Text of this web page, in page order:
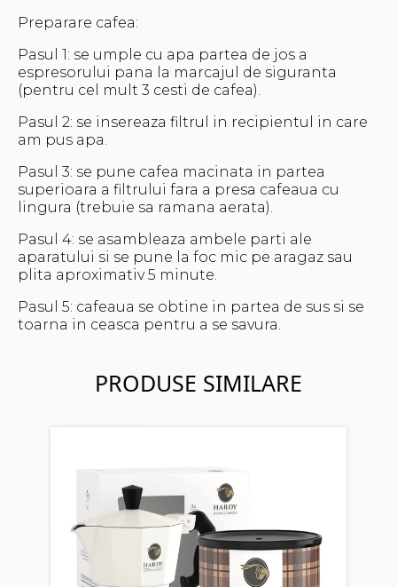
Preparare cafea:
Pasul 1: se umple cu apa partea de jos a
espresorului pana la marcajul de siguranta
(pentru cel mult 3 cesti de cafea).
Pasul 2: se insereaza filtrul in recipientul in care
am pus apa.
Pasul 3: se pune cafea macinata in partea
superioara a filtrului fara a presa cafeaua cu
lingura (trebuie sa ramana aerata).
Pasul 4: se asambleaza ambele parti ale
aparatului si se pune la foc mic pe aragaz sau
plita aproximativ 5 minute.
Pasul 5: cafeaua se obtine in partea de sus si se
toarna in ceasca pentru a se savura.
PRODUSE SIMILARE